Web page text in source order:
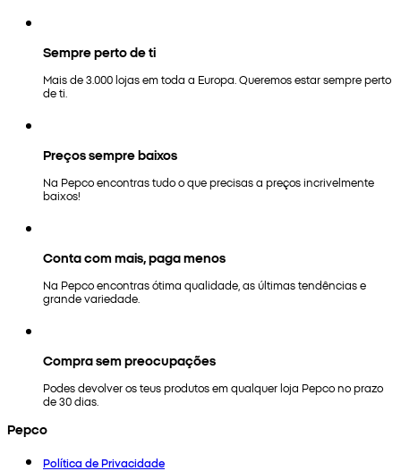
Sempre perto de ti
Mais de 3.000 lojas em toda a Europa. Queremos estar sempre perto
de ti.
Preços sempre baixos
Na Pepco encontras tudo o que precisas a preços incrivelmente
baixos!
Conta com mais, paga menos
Na Pepco encontras ótima qualidade, as últimas tendências e
grande variedade.
Compra sem preocupações
Podes devolver os teus produtos em qualquer loja Pepco no prazo
de 30 dias.
Pepco
Política de Privacidade